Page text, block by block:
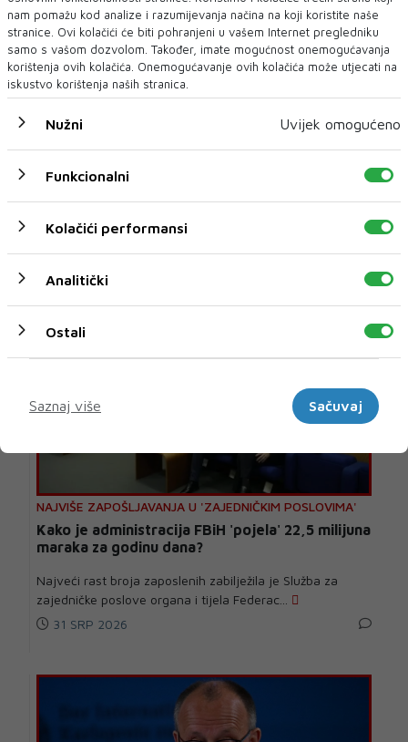
U novom broju pročitajte
leftorcms::common.uncategorized
NAJVIŠE ZAPOŠLJAVANJA U 'ZAJEDNIČKIM POSLOVIMA'
Kako je administracija FBiH 'pojela' 22,5 milijuna
maraka za godinu dana?
Najveći rast broja zaposlenih zabilježila je Služba za
zajedničke poslove organa i tijela Federac...
31 SRP 2026
nam pomažu kod analize i razumijevanja načina na koji koristite naše
stranice. Ovi kolačići će biti pohranjeni u vašem Internet pregledniku
samo s vašom dozvolom. Također, imate mogućnost onemogućavanja
korištenja ovih kolačića. Onemogućavanje ovih kolačića može utjecati na
iskustvo korištenja naših stranica.
Nužni Uvijek omogućeno
Funkcionalni
Kolačići performansi
Analitički
Ostali
Saznaj više
Sačuvaj